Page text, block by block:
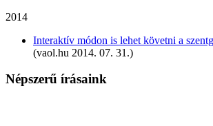
2014
Interaktív módon is lehet követni a
(vaol.hu 2014. 07. 31.)
Népszerű írásaink